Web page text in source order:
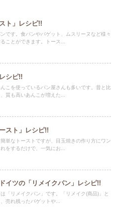
ト」レシピ!!
です。食パンやバゲット、ムスリーヌなど様々
ことができます。トース...
シピ!!
こを使っているパン屋さんも多いです。昔と比
質も高いあんこが増えた...
スト」レシピ!!
単なトーストですが、目玉焼きの作り方にワン
をするだけで、一気にお...
イツの「リメイクパン」レシピ!!
「リメイクパン」です。「リメイク(商品)」と
売れ残ったバゲットや...